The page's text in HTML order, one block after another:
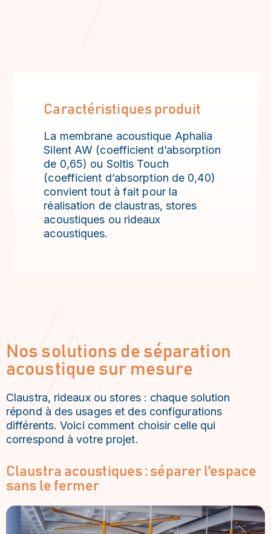
Caractéristiques produit
La membrane acoustique Aphalia
Silent AW (coefficient d’absorption
de 0,65) ou Soltis Touch
(coefficient d’absorption de 0,40)
convient tout à fait pour la
réalisation de claustras, stores
acoustiques ou rideaux
acoustiques.
Nos solutions de séparation
acoustique sur mesure
Claustra, rideaux ou stores : chaque solution
répond à des usages et des configurations
différents. Voici comment choisir celle qui
correspond à votre projet.
Claustra acoustiques : séparer l'espace
sans le fermer